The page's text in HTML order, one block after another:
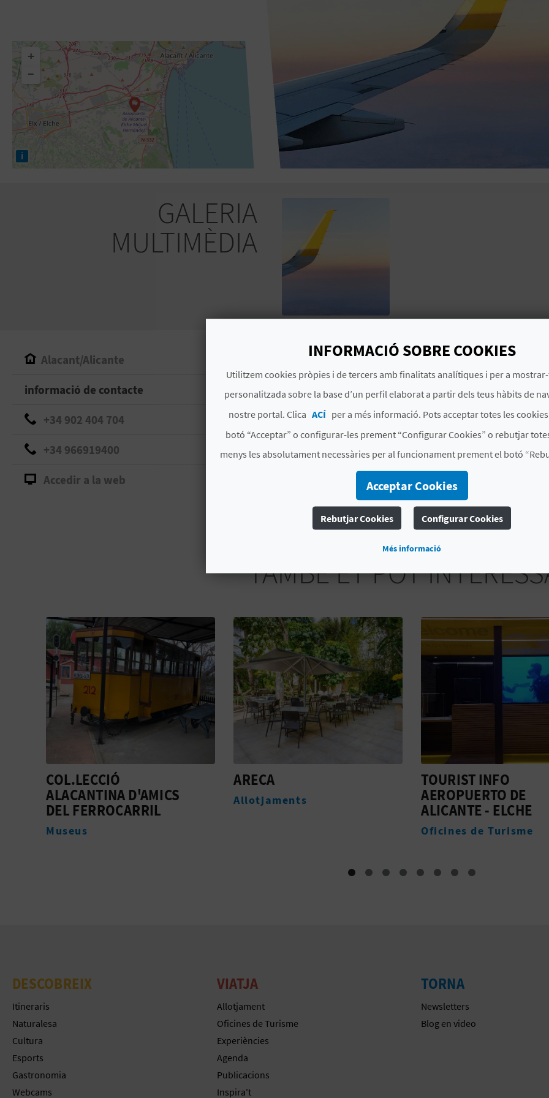
+
−
i
GALERIA
MULTIMÈDIA
Alacant/Alicante
informació de contacte
+34 902 404 704
+34 966919400
Accedir a la web
Aeropuert d'Alacant-Elx
03071 L'Altet (Alicante)
TAMBÉ ET POT
ARECA
Allotjaments
TOURIST INFO
AEROPUERTO DE
ALICANTE - ELCHE
DURA
Allotjaments
DESCOBREIX
Itineraris
Naturalesa
Cultura
Esports
Gastronomia
Webcams
VIATJA
Allotjament
Oficines de Turisme
Experiències
Agenda
Publicacions
Inspira't
TORNA
Newsletters
Blog en video
INFORMACIÓ SOBRE COOKIES
Utilitzem cookies pròpies i de tercers amb finalitats analítiques i per a
personalitzada sobre la base d’un perfil elaborat a partir dels teus hàbits de
nostre portal. Clica ACÍ per a més informació. Pots acceptar totes les
botó “Acceptar” o configurar-les prement “Configurar Cookies” o rebutjar
menys les absolutament necessàries per al funcionament prement el botó
Acceptar Cookies
Rebutjar Cookies Configurar Cookies
Més informació